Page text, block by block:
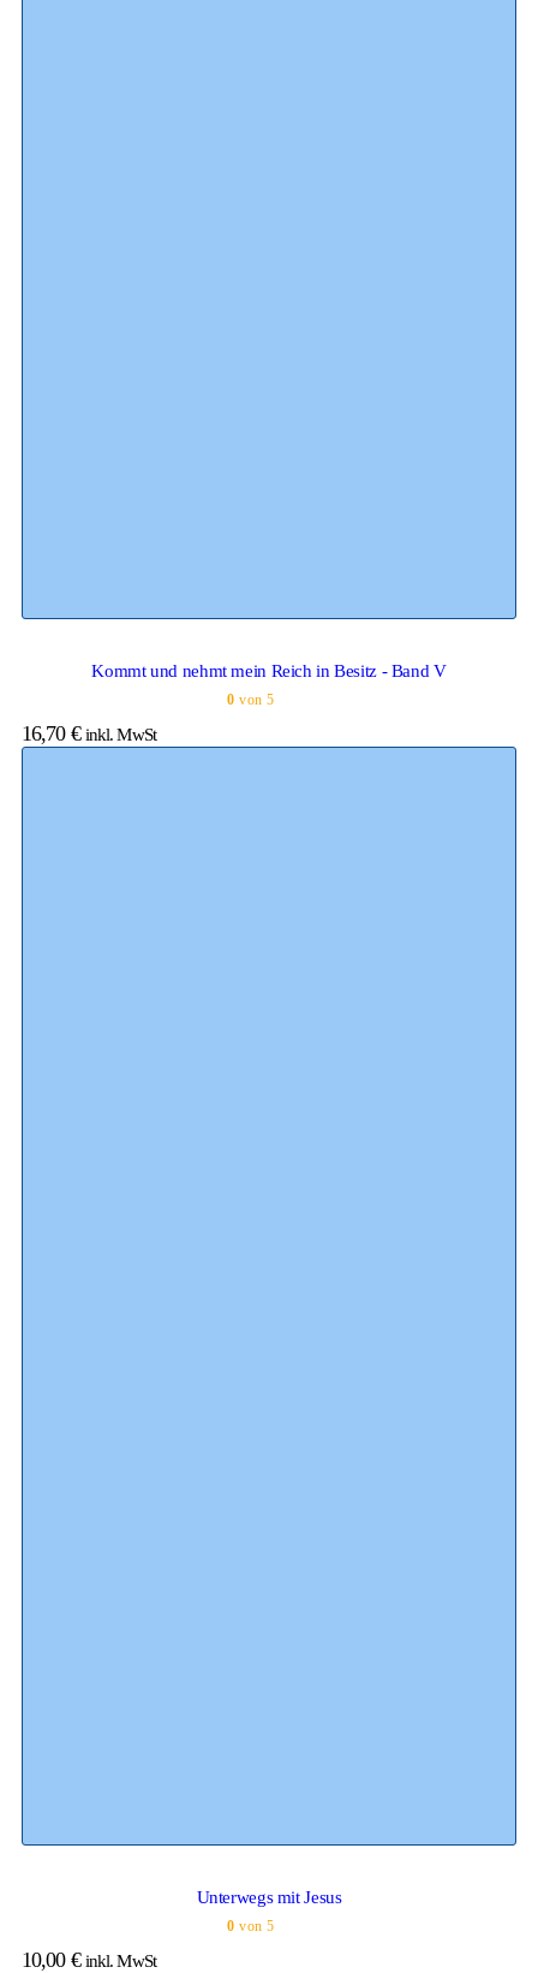
Kommt und nehmt mein Reich in Besitz - Band V
0 von 5
16,70 € inkl. MwSt
Unterwegs mit Jesus
0 von 5
10,00 € inkl. MwSt